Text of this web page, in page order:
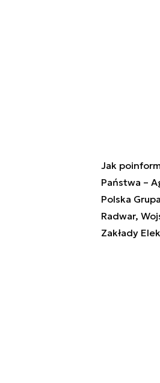
Jak
Państwa –
Polska
Radwar,
Zakłady